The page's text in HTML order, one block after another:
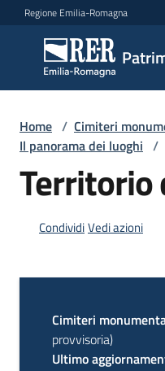
Vai al contenuto
Vai alla navigazione
Vai al footer
Regione Emilia-Romagna
Patrimonio
culturale
Argomenti
Servizi
Home / Cimiteri
Il panorama dei luoghi /
Territorio
CondividiVedi azioni
Cimiteri
provvisoria)
Ultimo